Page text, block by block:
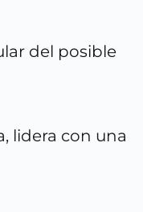
del posible
lidera con una